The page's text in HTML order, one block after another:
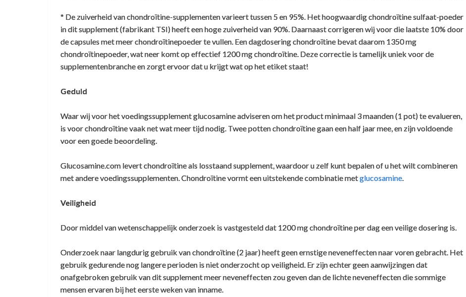
* De zuiverheid van chondroïtine-supplementen varieert tussen 5 en 95%. Het hoogwaardig chondroïtine sulfaat-poeder
in dit supplement (fabrikant TSI) heeft een hoge zuiverheid van 90%. Daarnaast corrigeren wij voor die laatste 10% door
de capsules met meer chondroïtinepoeder te vullen. Een dagdosering chondroïtine bevat daarom 1350 mg
chondroïtinepoeder, wat neer komt op effectief 1200 mg chondroïtine. Deze correctie is tamelijk uniek voor de
supplementenbranche en zorgt ervoor dat u krijgt wat op het etiket staat!
Geduld
Waar wij voor het voedingssupplement glucosamine adviseren om het product minimaal 3 maanden (1 pot) te evalueren,
is voor chondroïtine vaak net wat meer tijd nodig. Twee potten chondroïtine gaan een half jaar mee, en zijn voldoende
voor een goede beoordeling.
Glucosamine.com levert chondroïtine als losstaand supplement, waardoor u zelf kunt bepalen of u het wilt combineren
met andere voedingssupplementen. Chondroïtine vormt een uitstekende combinatie metglucosamine.
Veiligheid
Door middel van wetenschappelijk onderzoek is vastgesteld dat 1200 mg chondroïtine per dag een veilige dosering is.
Onderzoek naar langdurig gebruik van chondroïtine (2 jaar) heeft geen ernstige neveneffecten naar voren gebracht. Het
gebruik gedurende nog langere perioden is niet onderzocht op veiligheid. Er zijn echter geen aanwijzingen dat
onafgebroken gebruik van dit supplement meer neveneffecten zou geven dan de lichte neveneffecten die sommige
mensen ervaren bij het eerste weken van inname.
- Tijdens de productie van chondroïtine wordt een sterke alkalische behandeling toegepast door middel van
weinige stoffen die in staat is BSE-prionen uit te schakelen.
- Audits door meerdere bedrijven hebben onderschreven dat het productieproces van deze chondroïtine veilig is
- Deze kwaliteit chondroïtine is al heel lang in gebruik. In sommige Europese landen wordt deze grondstof gebruikt
systematische controle op bijwerkingen. Er is geen geval van BSE besmetting bekend door gebruik van
Niet dat het verder nog veel toevoegt: ik gebruik deze chondroïtine zelf ook.
Kris